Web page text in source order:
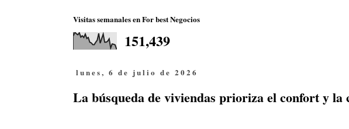
Visitas semanales en For best Negocios
151,439
lunes, 6 de julio de 2026
La búsqueda de viviendas prioriza el confort y la